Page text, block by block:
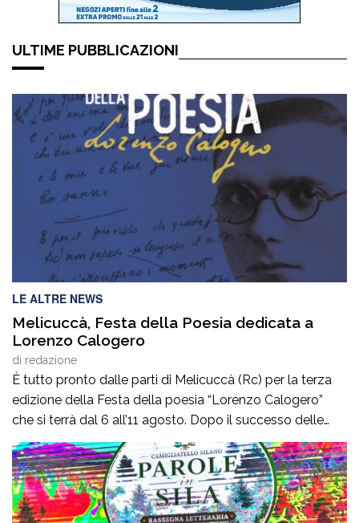
ULTIME PUBBLICAZIONI
LE ALTRE NEWS
Melicuccà, Festa della Poesia dedicata a
Lorenzo Calogero
di redazione
È tutto pronto dalle parti di Melicuccà (Rc) per la terza
edizione della Festa della poesia “Lorenzo Calogero”
che si terrà dal 6 all’11 agosto. Dopo il successo delle
prime due edizioni, nel 2024 e nel 2025, che hanno
portato nell’entroterra calabrese autorevoli protagonisti
della cultura italiana e internazionale, anche per
quest’annoLYRIKS – Laboratorio Interdisciplinare […]